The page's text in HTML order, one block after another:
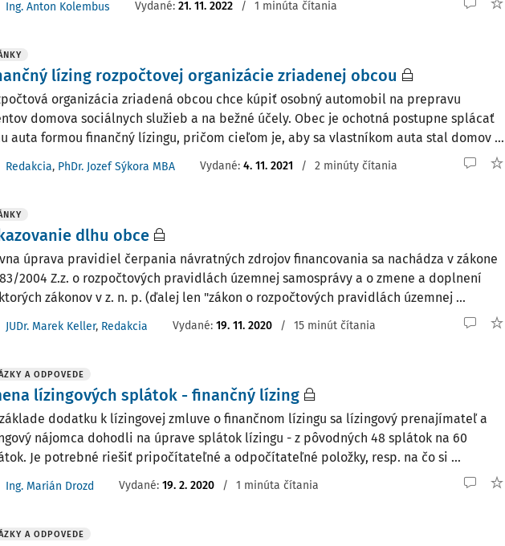
Ing. Anton Kolembus Vydané: 21. 11. 2022 / 1 minúta čítania
lízing rozpočtovej organizácie zriadenej obcou
organizácia zriadená obcou chce kúpiť osobný automobil na prepravu
domova sociálnych služieb a na bežné účely. Obec je ochotná postupne splácať
auta formou finančný lízingu, pričom cieľom je, aby sa vlastníkom auta stal domov ...
Redakcia, PhDr. Jozef Sýkora MBA Vydané: 4. 11. 2021 / 2 minúty čítania
dlhu obce
úprava pravidiel čerpania návratných zdrojov financovania sa nachádza v zákone
2004 Z.z. o rozpočtových pravidlách územnej samosprávy a o zmene a doplnení
zákonov v z. n. p. (ďalej len "zákon o rozpočtových pravidlách územnej ...
JUDr. Marek Keller, Redakcia Vydané: 19. 11. 2020 / 15 minút čítania
A ODPOVEDE
lízingových splátok - finančný lízing
dodatku k lízingovej zmluve o finančnom lízingu sa lízingový prenajímateľ a
nájomca dohodli na úprave splátok lízingu - z pôvodných 48 splátok na 60
Je potrebné riešiť pripočítateľné a odpočítateľné položky, resp. na čo si ...
Ing. Marián Drozd Vydané: 19. 2. 2020 / 1 minúta čítania
A ODPOVEDE